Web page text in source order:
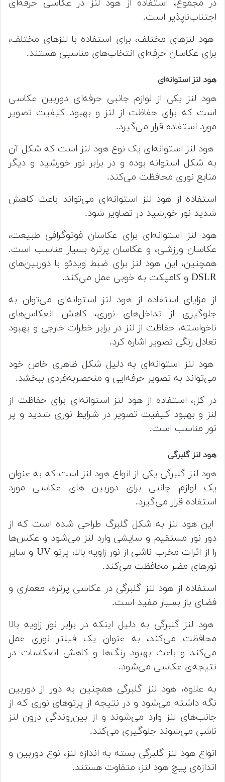
در مجموع، استفاده از هود لنز در عکاسی حرفه‌ای
اجتناب‌ناپذیر است.
هود لنز‌های مختلف، برای استفاده با لنز‌های مختلف،
برای عکاسان حرفه‌ای انتخاب‌های مناسبی هستند.
هود لنز استوانه‌ای
هود لنز یکی از لوازم جانبی حرفه‌ای دوربین عکاسی
است که برای حفاظت از لنز و بهبود کیفیت تصویر
مورد استفاده قرار می‌گیرد.
هود لنز استوانه‌ای یک نوع هود لنز است که شکل آن
به شکل استوانه بوده و در برابر نور خورشید و دیگر
منابع نوری محافظت می‌کند.
استفاده از هود لنز استوانه‌ای می‌تواند باعث کاهش
شدید نور خورشید در تصاویر شود.
هود لنز استوانه‌ای برای عکاسان فوتوگرافی طبیعت،
عکاسان ورزشی، و عکاسان پرتره بسیار مناسب است.
همچنین، این هود لنز برای ضبط ویدئو با دوربین‌های
DSLR و کامپکت به خوبی عمل می‌کند.
از مزایای استفاده از هود لنز استوانه‌ای می‌توان به
جلوگیری از تداخل‌های نوری، کاهش انعکاس‌های
ناخواسته، حفاظت از لنز در برابر خطرات خارجی و بهبود
تعادل رنگی تصویر اشاره کرد.
هود لنز استوانه‌ای به دلیل شکل ظاهری خاص خود
می‌تواند به تصویر حرفه‌ایی و منحصربه‌فردی ببخشد.
در کل، استفاده از هود لنز استوانه‌ای برای حفاظت از
لنز و بهبود کیفیت تصویر در شرایط نوری شدید و پر
نور مناسب است.
هود لنز گلبرگی
هود لنز گلبرگی یکی از انواع هود لنز است که به عنوان
یک لوازم جانبی برای دوربین های عکاسی مورد
استفاده قرار می‌گیرد.
این هود لنز به شکل گلبرگ طراحی شده است که از
دور نور مستقیم و سایشی وارد لنز می‌شود و عکس‌ها
را از اثرات مخرب ناشی از نور زاویه بالا، پرتو UV و سایر
نورهای مضر محافظت می‌کند.
استفاده از هود لنز گلبرگی در عکاسی پرتره، معماری و
فضای باز بسیار مفید است.
هود لنز گلبرگی به دلیل اینکه در برابر نور زاویه بالا
محافظت می‌کند، به عنوان یک فیلتر نوری عمل
می‌کند و باعث بهبود رنگ‌ها و کاهش انعکاسات در
نتیجه‌ی عکاسی می‌شود.
به علاوه، هود لنز گلبرگی همچنین به دور از دوربین
نگه داشته می‌شود و در نتیجه از پرتو‌های نوری که از
جانب‌های لنز وارد می‌شوند و از بین‌روندگی درون لنز
ناشی می‌شوند جلوگیری می‌کند.
انواع هود لنز گلبرگی بسته به اندازه لنز، نوع دوربین و
اندازه‌ی پیچ هود لنز، متفاوت هستند.